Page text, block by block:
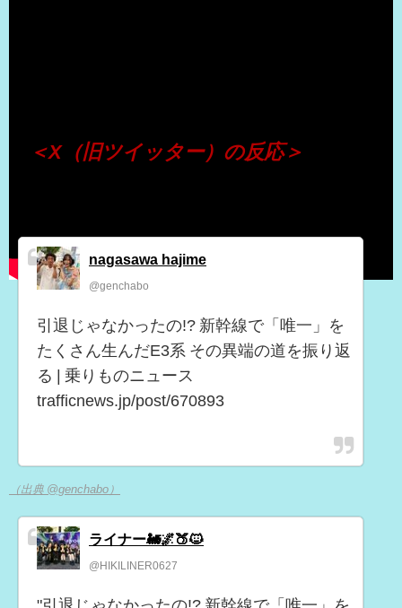
＜X（旧ツイッター）の反応＞
nagasawa hajime
@genchabo
引退じゃなかったの!? 新幹線で「唯一」を
たくさん生んだE3系 その異端の道を振り返
る | 乗りものニュース
trafficnews.jp/post/670893
（出典 @genchabo）
ライナー🚂🌌🍑🐱
@HIKILINER0627